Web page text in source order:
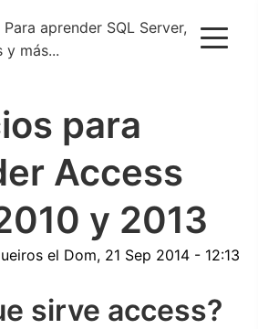
Para aprender SQL Server,
y más...
para
Access
y 2013
el Dom, 21 Sep 2014 - 12:13
sirve access?